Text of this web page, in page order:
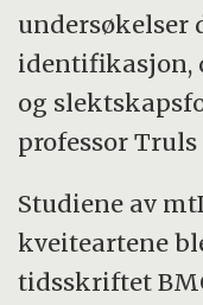
undersøkelser
identifikasjon,
og
professor
Studiene av
kveiteartene
tidsskriftet